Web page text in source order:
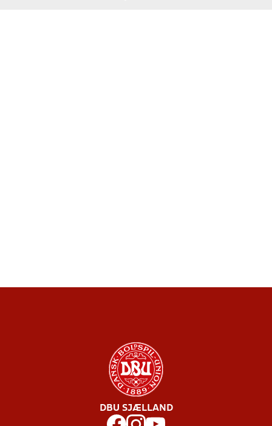
DBU SJÆLLAND